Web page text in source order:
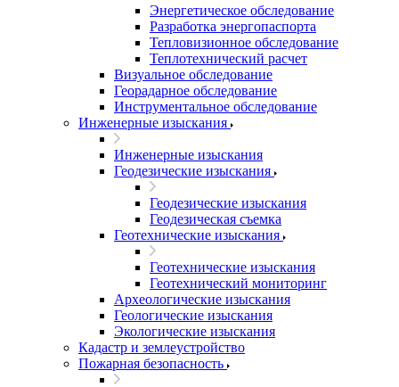
Энергетическое обследование
Разработка энергопаспорта
Тепловизионное обследование
Теплотехнический расчет
Визуальное обследование
Георадарное обследование
Инструментальное обследование
Инженерные изыскания
Инженерные изыскания
Геодезические изыскания
Геодезические изыскания
Геодезическая съемка
Геотехнические изыскания
Геотехнические изыскания
Геотехнический мониторинг
Археологические изыскания
Геологические изыскания
Экологические изыскания
Кадастр и землеустройство
Пожарная безопасность